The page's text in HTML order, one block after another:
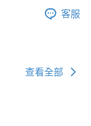
客服
查看全部